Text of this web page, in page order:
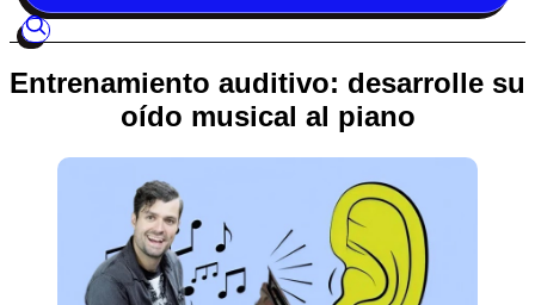
Entrenamiento auditivo: desarrolle su
oído musical al piano